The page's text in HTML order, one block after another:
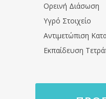
Ορεινή Διάσωση
Υγρό Στοιχείο
Αντιμετώπιση
Εκπαίδευση